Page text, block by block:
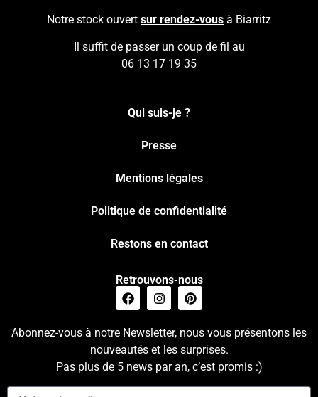
Notre stock ouvert sur rendez-vous à Biarritz
Il suffit de passer un coup de fil au
06 13 17 19 35
Qui suis-je ?
Presse
Mentions légales
Politique de confidentialité
Restons en contact
Retrouvons-nous
Abonnez-vous à notre Newsletter, nous vous présentons les
nouveautés et les surprises.
Pas plus de 5 news par an, c’est promis :)